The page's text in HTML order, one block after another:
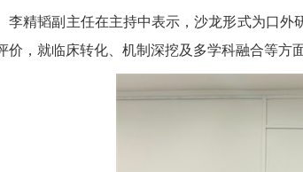
李精韬副主任在主持中表示，沙龙形式为口外
价，就临床转化、机制深挖及多学科融合等方